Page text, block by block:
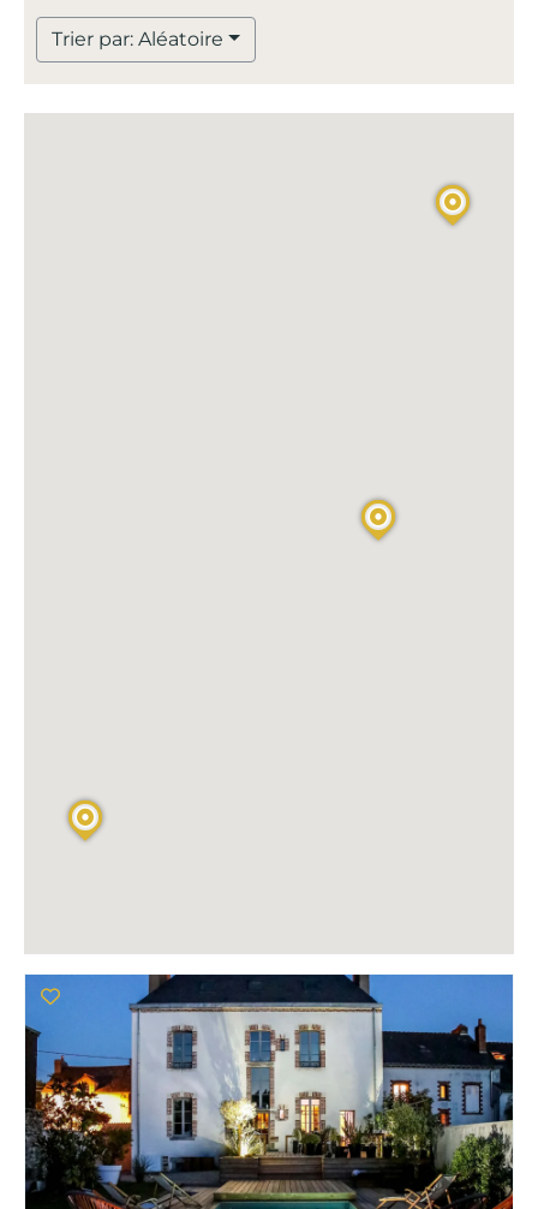
Trier par: Aléatoire